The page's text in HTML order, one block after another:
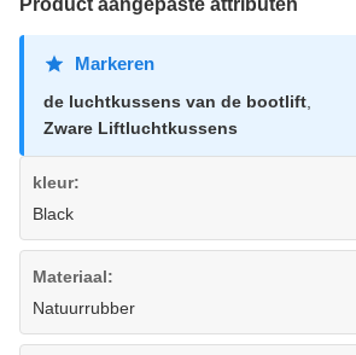
Product aangepaste attributen
Markeren
de luchtkussens van de bootlift
Zware Liftluchtkussens
kleur:
Black
Materiaal:
Natuurrubber